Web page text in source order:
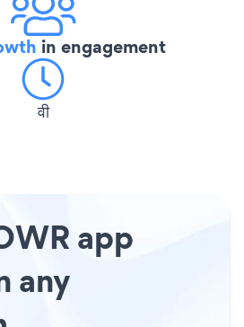
in engagement
वी
app
any